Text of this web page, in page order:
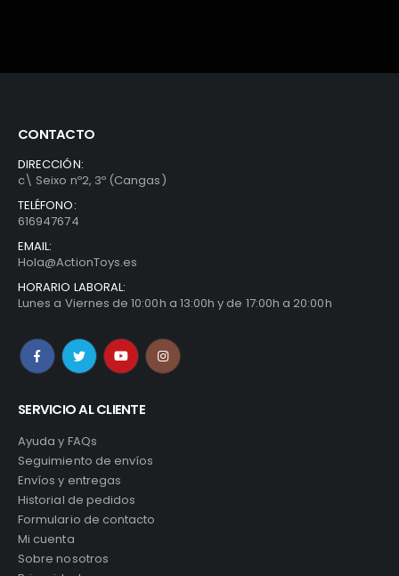
CONTACTO
DIRECCIÓN:
c\ Seixo nº2, 3º (Cangas)
TELÉFONO:
616947674
EMAIL:
Hola@ActionToys.es
HORARIO LABORAL:
Lunes a Viernes de 10:00h a 13:00h y de 17:00h a 20:00h
SERVICIO AL CLIENTE
Ayuda y FAQs
Seguimiento de envíos
Envíos y entregas
Historial de pedidos
Formulario de contacto
Mi cuenta
Sobre nosotros